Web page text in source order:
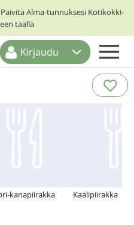
Alma-tunnuksesi Kotikokki-
täällä
Kirjaudu
kanapiirakka Kaalipiirakka